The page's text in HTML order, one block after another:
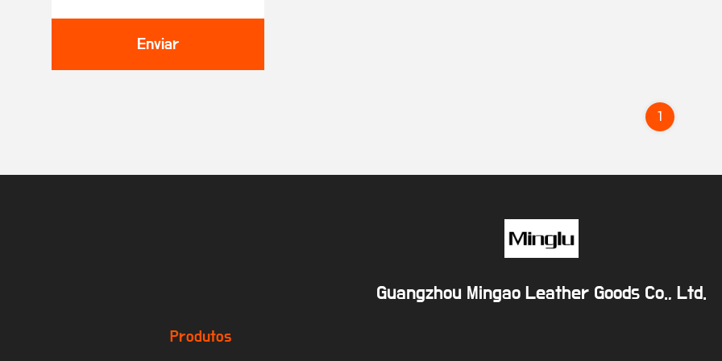
Enviar
1
Guangzhou Mingao Leather Goods Co., Ltd.
Produtos